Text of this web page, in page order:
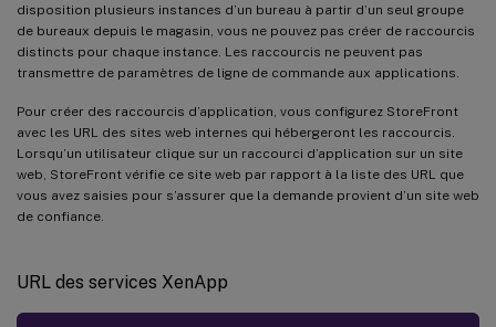
disposition plusieurs instances d’un bureau à partir d’un seul groupe
de bureaux depuis le magasin, vous ne pouvez pas créer de raccourcis
distincts pour chaque instance. Les raccourcis ne peuvent pas
transmettre de paramètres de ligne de commande aux applications.
Pour créer des raccourcis d’application, vous configurez StoreFront
avec les URL des sites web internes qui hébergeront les raccourcis.
Lorsqu’un utilisateur clique sur un raccourci d’application sur un site
web, StoreFront vérifie ce site web par rapport à la liste des URL que
vous avez saisies pour s’assurer que la demande provient d’un site web
de confiance.
URL des services XenApp